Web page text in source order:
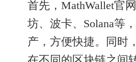
首先，MathWallet官
坊、波卡、Solana等
产，方便快捷。同时